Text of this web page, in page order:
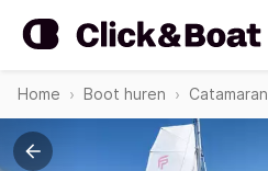
Home Boot huren Catamaran